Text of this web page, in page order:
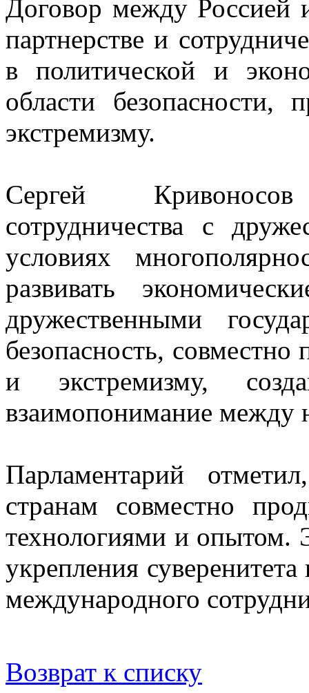
Договор между Россией
партнерстве и
в политической и
области безопасности,
экстремизму.
Сергей
сотрудничества с
условиях
развивать
дружественными
безопасность, совместно
и экстремизму,
взаимопонимание между
Парламентарий
странам совместно
технологиями и опытом.
укрепления
международного
Возврат к списку